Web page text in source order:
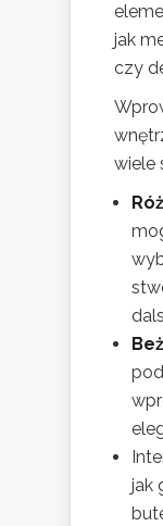
jak
czy
wiele
jak